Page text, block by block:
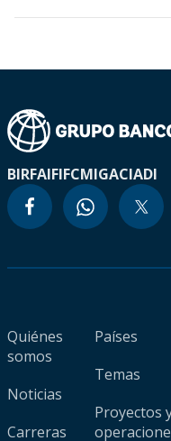
BIRFAIFIFCMIGACIADI
Quiénes
somos
Noticias
Carreras
Países
Temas
Proyectos